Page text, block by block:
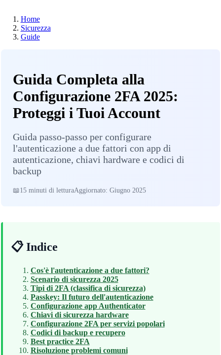
Home
Sicurezza
Guide
Guida Completa alla
Configurazione 2FA 2025:
Proteggi i Tuoi Account
Guida passo-passo per configurare
l'autenticazione a due fattori con app di
autenticazione, chiavi hardware e codici di
backup
15 minuti di letturaAggiornato: Giugno 2025
📋 Indice
Cos'è l'autenticazione a due fattori?
Scenario di sicurezza 2025
Tipi di 2FA (classifica di sicurezza)
Passkey: Il futuro dell'autenticazione
Configurazione app Authenticator
Chiavi di sicurezza hardware
Configurazione 2FA per servizi popolari
Codici di backup e recupero
Best practice 2FA
Risoluzione problemi comuni